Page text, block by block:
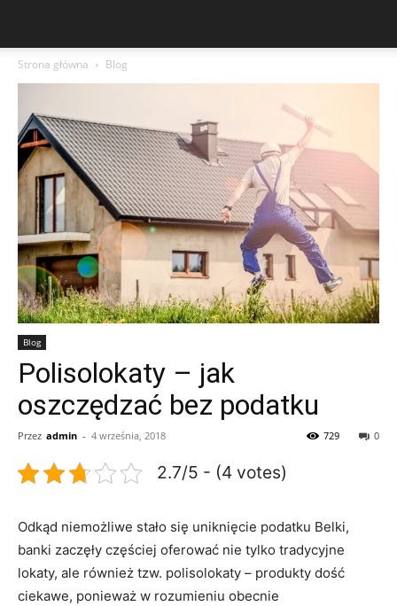
Strona główna Blog
Blog
Polisolokaty – jak
oszczędzać bez podatku
Przez admin - 4 września, 2018 0
729
2.7/5 - (4 votes)
Odkąd niemożliwe stało się uniknięcie podatku Belki,
banki zaczęły częściej oferować nie tylko tradycyjne
lokaty, ale również tzw. polisolokaty – produkty dość
ciekawe, ponieważ w rozumieniu obecnie